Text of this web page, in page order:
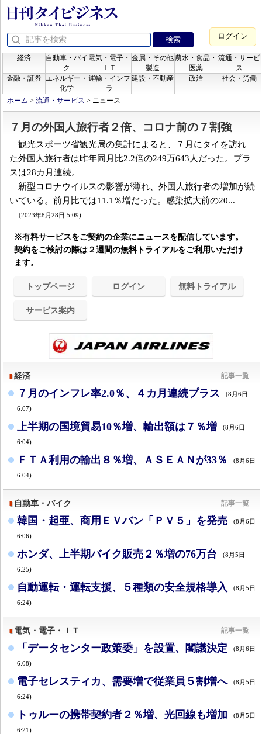
ログイン
経済
自動車・バイ
ク
電気・電子・
ＩＴ
金属・その他
製造
農水・食品・
医薬
流通・サービ
ス
金融・証券
エネルギー・
化学
運輸・インフ
ラ
建設・不動産 政治 社会・労働
ホーム > 流通・サービス > ニュース
７月の外国人旅行者２倍、コロナ前の７割強
観光スポーツ省観光局の集計によると、７月にタイを訪れ
た外国人旅行者は昨年同月比2.2倍の249万643人だった。プラ
スは28カ月連続。
新型コロナウイルスの影響が薄れ、外国人旅行者の増加が続
いている。前月比では11.1％増だった。感染拡大前の20...
(2023年8月28日 5:09)
※有料サービスをご契約の企業にニュースを配信しています。
契約をご検討の際は２週間の無料トライアルをご利用いただけ
ます。
トップページ ログイン 無料トライアル
サービス案内
経済 記事一覧
７月のインフレ率2.0％、４カ月連続プラス (8月6日
6:07)
上半期の国境貿易10％増、輸出額は７％増 (8月6日
6:04)
ＦＴＡ利用の輸出８％増、ＡＳＥＡＮが33％ (8月6日
6:04)
自動車・バイク 記事一覧
韓国・起亜、商用ＥＶバン「ＰＶ５」を発売 (8月6日
6:06)
ホンダ、上半期バイク販売２％増の76万台 (8月5日
6:25)
自動運転・運転支援、５種類の安全規格導入 (8月5日
6:24)
電気・電子・ＩＴ 記事一覧
「データセンター政策委」を設置、閣議決定 (8月6日
6:08)
電子セレスティカ、需要増で従業員５割増へ (8月5日
6:24)
トゥルーの携帯契約者２％増、光回線も増加 (8月5日
6:21)